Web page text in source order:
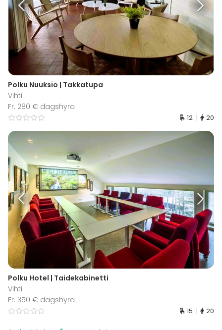
Polku Nuuksio | Takkatupa
Vihti
Fr. 280 € dagshyra
12 20
Polku Hotel | Taidekabinetti
Vihti
Fr. 350 € dagshyra
15 20